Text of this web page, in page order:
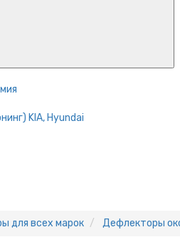
KIA, Hyundai
для всех марок Дефлекторы